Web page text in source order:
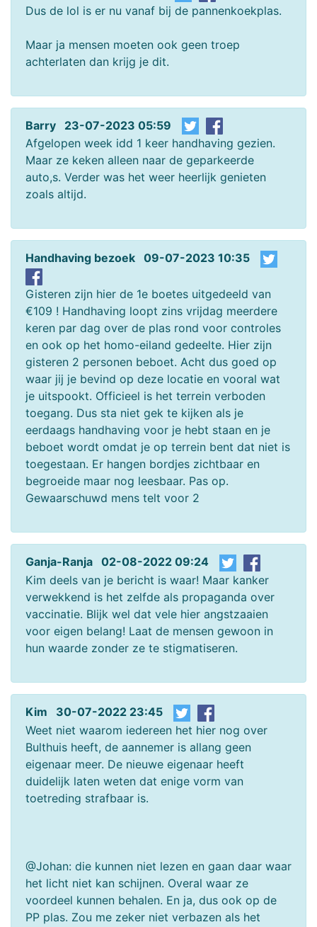
Dus de lol is er nu vanaf bij de pannenkoekplas.
Maar ja mensen moeten ook geen troep
achterlaten dan krijg je dit.
Barry 23-07-2023 05:59
Afgelopen week idd 1 keer handhaving gezien.
Maar ze keken alleen naar de geparkeerde
auto,s. Verder was het weer heerlijk genieten
zoals altijd.
Handhaving bezoek 09-07-2023 10:35
Gisteren zijn hier de 1e boetes uitgedeeld van
€109 ! Handhaving loopt zins vrijdag meerdere
keren par dag over de plas rond voor controles
en ook op het homo-eiland gedeelte. Hier zijn
gisteren 2 personen beboet. Acht dus goed op
waar jij je bevind op deze locatie en vooral wat
je uitspookt. Officieel is het terrein verboden
toegang. Dus sta niet gek te kijken als je
eerdaags handhaving voor je hebt staan en je
beboet wordt omdat je op terrein bent dat niet is
toegestaan. Er hangen bordjes zichtbaar en
begroeide maar nog leesbaar. Pas op.
Gewaarschuwd mens telt voor 2
Ganja-Ranja 02-08-2022 09:24
Kim deels van je bericht is waar! Maar kanker
verwekkend is het zelfde als propaganda over
vaccinatie. Blijk wel dat vele hier angstzaaien
voor eigen belang! Laat de mensen gewoon in
hun waarde zonder ze te stigmatiseren.
Kim 30-07-2022 23:45
Weet niet waarom iedereen het hier nog over
Bulthuis heeft, de aannemer is allang geen
eigenaar meer. De nieuwe eigenaar heeft
duidelijk laten weten dat enige vorm van
toetreding strafbaar is.
@Johan: die kunnen niet lezen en gaan daar waar
het licht niet kan schijnen. Overal waar ze
voordeel kunnen behalen. En ja, dus ook op de
PP plas. Zou me zeker niet verbazen als het